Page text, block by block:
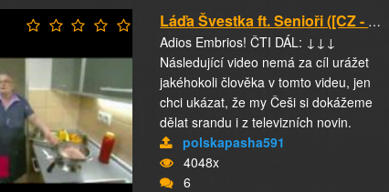
Láďa Švestka ft. Senioři ([CZ - YTP])
Adios Embrios! ČTI DÁL: ↓↓↓
Následující video nemá za cíl urážet
jakéhokoli člověka v tomto videu, jen
chci ukázat, že my Češi si dokážeme
dělat srandu i z televizních novin.
polskapasha591
4048x
6